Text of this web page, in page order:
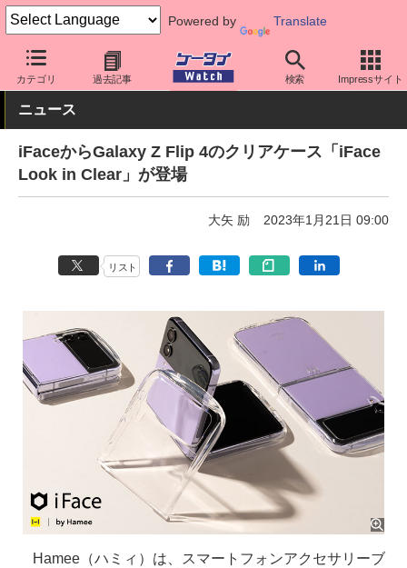
Powered by Translate
カテゴリ 過去記事 検索 Impressサイト
ケータイ Watch 周辺機器/アクセサリー スマホケース
ニュース
iFaceからGalaxy Z Flip 4のクリアケース「iFace
Look in Clear」が登場
大矢 励 2023年1月21日 09:00
リスト
Hamee（ハミィ）は、スマートフォンアクセサリーブ